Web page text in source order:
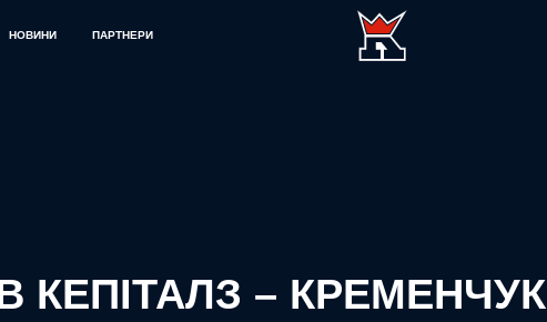
НОВИНИ ПАРТНЕРИ
КЕПІТАЛЗ – КРЕМЕНЧУК